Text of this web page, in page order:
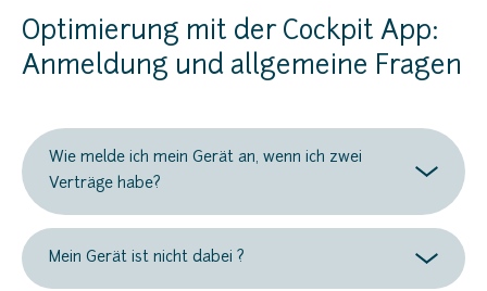
Optimierung mit der Cockpit App:
Anmeldung und allgemeine Fragen
Wie melde ich mein Gerät an, wenn ich zwei
Verträge habe?
Mein Gerät ist nicht dabei ?